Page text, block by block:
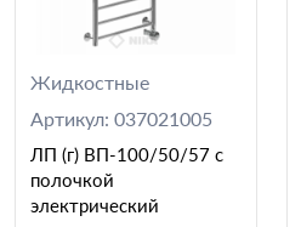
Жидкостные
Артикул: 037021005
ЛП (г) ВП-100/50/57 с
полочкой
электрический